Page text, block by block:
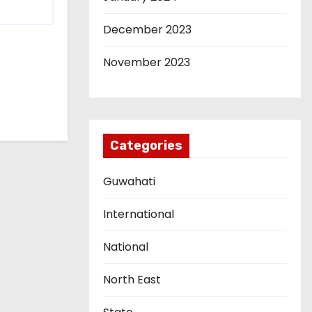
December 2023
November 2023
Categories
Guwahati
International
National
North East